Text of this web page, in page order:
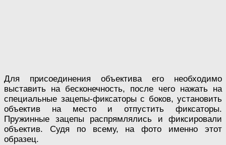
Для присоединения объектива его необходимо
выставить на бесконечность, после чего нажать на
специальные зацепы-фиксаторы с боков, установить
объектив на место и отпустить фиксаторы.
Пружинные зацепы распрямлялись и фиксировали
объектив. Судя по всему, на фото именно этот
образец.